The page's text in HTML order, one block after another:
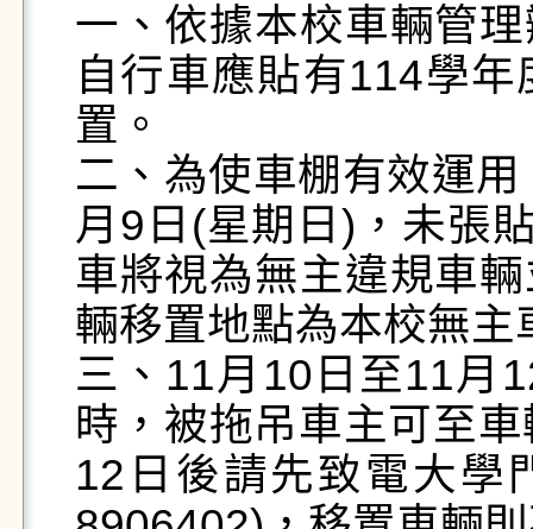
一、依據本校車輛管
自行車應貼有114學
置。
二、為使車棚有效運
月9日(星期日)，未張
車將視為無主違規車
輛移置地點為本校無
三、11月10日至11月
時，被拖吊車主可至
12日後請先致電大學